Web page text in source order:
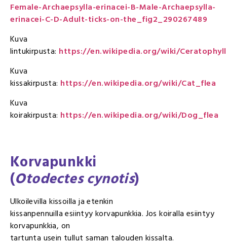
Female-Archaepsylla-erinacei-B-Male-Archaepsylla-
erinacei-C-D-Adult-ticks-on-the_fig2_290267489
Kuva
lintukirpusta: https://en.wikipedia.org/wiki/
Kuva
kissakirpusta: https://en.wikipedia.org/wiki/Cat_flea
Kuva
koirakirpusta: https://en.wikipedia.org/wiki/Dog_flea
Korvapunkki
(Otodectes cynotis)
Ulkoilevilla kissoilla ja etenkin
kissanpennuilla esiintyy korvapunkkia. Jos koiralla esiintyy
korvapunkkia, on
tartunta usein tullut saman talouden kissalta.